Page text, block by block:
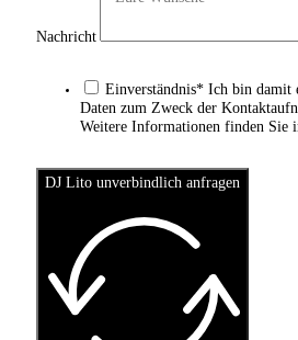
Nachricht
Einverständnis* Ich bin damit
Daten zum Zweck der
Weitere Informationen finden Sie
DJ Lito unverbindlich anfragen